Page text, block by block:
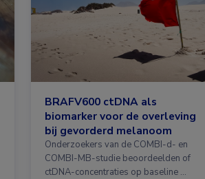
BRAFV600 ctDNA als
biomarker voor de overleving
bij gevorderd melanoom
Onderzoekers van de COMBI-d- en
COMBI-MB-studie beoordeelden of
ctDNA-concentraties op baseline …